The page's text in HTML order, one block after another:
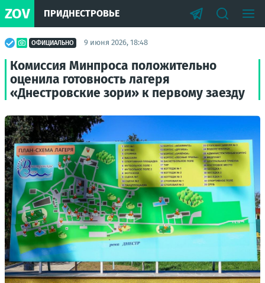
ZOV ПРИДНЕСТРОВЬЕ
ОФИЦИАЛЬНО 9 июня 2026, 18:48
Комиссия Минпроса положительно
оценила готовность лагеря
«Днестровские зори» к первому заезду